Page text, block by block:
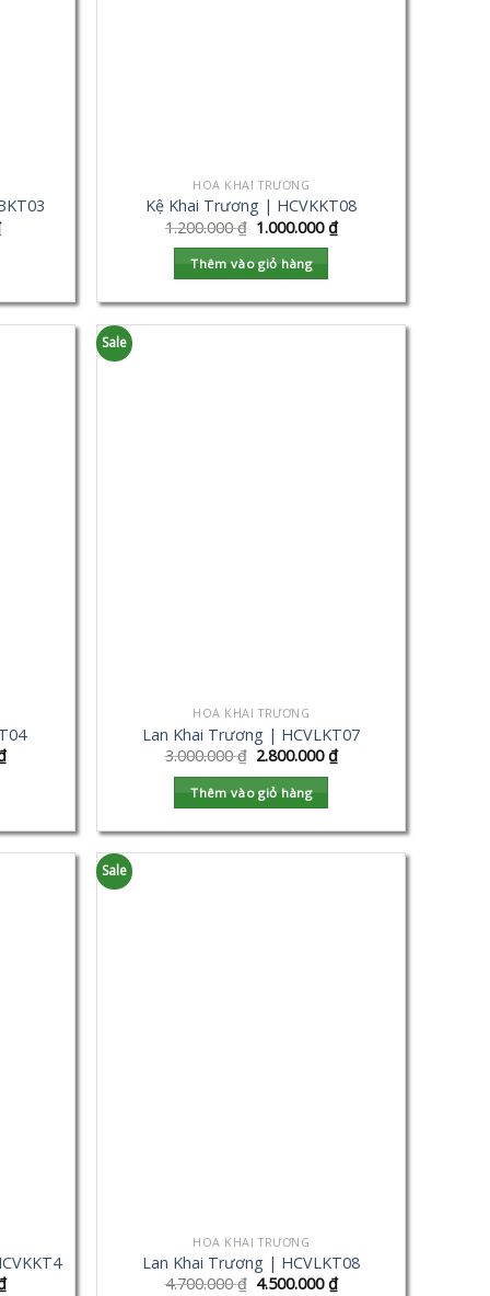
HOA KHAI TRƯƠNG
Kệ Khai Trương | HCVKKT08
1.200.000₫ 1.000.000₫
Thêm vào giỏ hàng
Sale
HOA KHAI TRƯƠNG
Lan Khai Trương | HCVLKT07
3.000.000₫ 2.800.000₫
Thêm vào giỏ hàng
Sale
HOA KHAI TRƯƠNG
Lan Khai Trương | HCVLKT08
4.700.000₫ 4.500.000₫